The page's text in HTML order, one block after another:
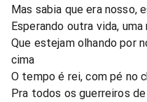
Mas sabia que era nosso,
Esperando outra vida,
Que estejam olhando por
cima
O tempo é rei, com pé no
Pra todos os guerreiros